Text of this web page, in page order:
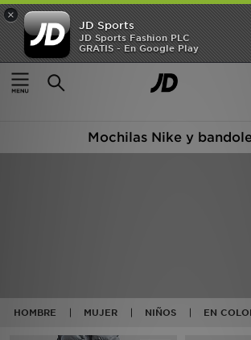
×
JD Sports
JD Sports Fashion PLC
GRATIS - En Google Play
Página principal
Nike Mochilas Bandoleras Y
42 productos encontrados
Mochilas Nike y
HOMBRE MUJER NIÑOS EN
Hombre
Mujer